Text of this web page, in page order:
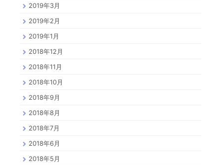
2019年3月
2019年2月
2019年1月
2018年12月
2018年11月
2018年10月
2018年9月
2018年8月
2018年7月
2018年6月
2018年5月